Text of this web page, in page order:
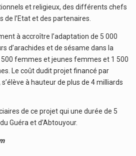
et religieux, des différents chefs
l’Etat et des partenaires.
à accroître l’adaptation de 5 000
d’arachides et de sésame dans la
500 femmes et jeunes femmes et 1 500
Le coût dudit projet financé par
à hauteur de plus de 4 milliards
de ce projet qui une durée de 5
Guéra et d’Abtouyour.